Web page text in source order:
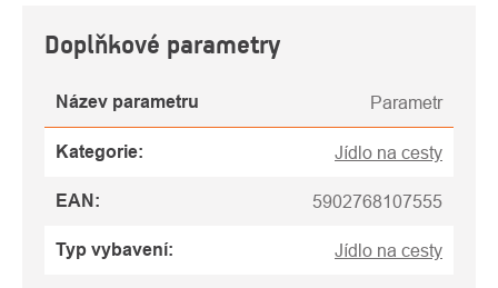
Doplňkové parametry
Název parametru Parametr
Kategorie: Jídlo na cesty
EAN : 5902768107555
Typ vybavení: Jídlo na cesty